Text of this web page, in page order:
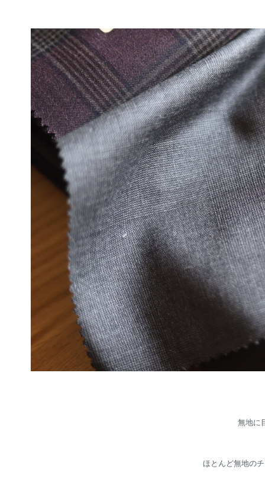
無地に
ほとんど無地の